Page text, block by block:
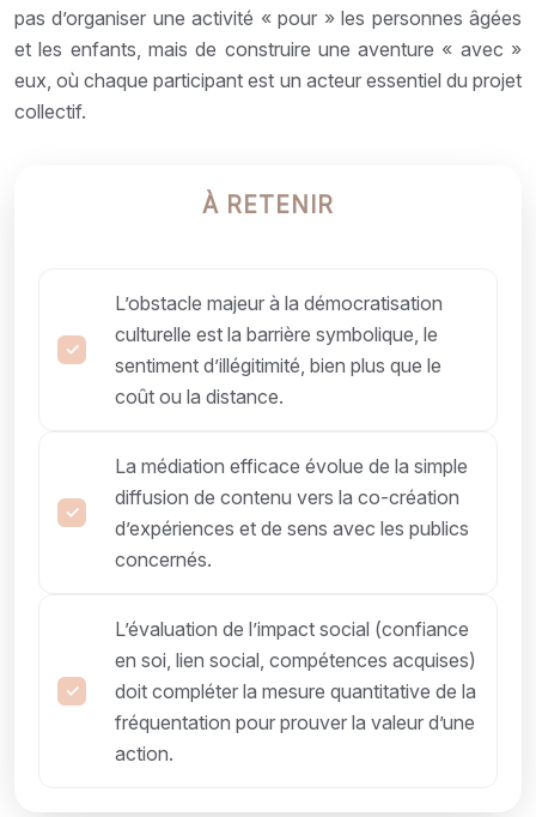
pas d’organiser une activité « pour » les personnes âgées
et les enfants, mais de construire une aventure « avec »
eux, où chaque participant est un acteur essentiel du projet
collectif.
À RETENIR
L’obstacle majeur à la démocratisation
culturelle est la barrière symbolique, le
sentiment d’illégitimité, bien plus que le
coût ou la distance.
La médiation efficace évolue de la simple
diffusion de contenu vers la co-création
d’expériences et de sens avec les publics
concernés.
L’évaluation de l’impact social (confiance
en soi, lien social, compétences acquises)
doit compléter la mesure quantitative de la
fréquentation pour prouver la valeur d’une
action.